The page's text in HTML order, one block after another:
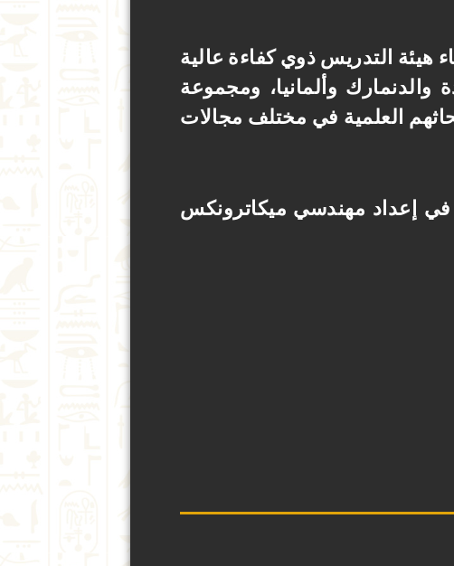
التدريس ذوي كفاءة عالية
وألمانيا، ومجموعة
العلمية في مختلف مجالات
في إعداد مهندسي ميكاترونكس